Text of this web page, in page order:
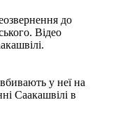
до
Відео
у неї на
Саакашвілі в